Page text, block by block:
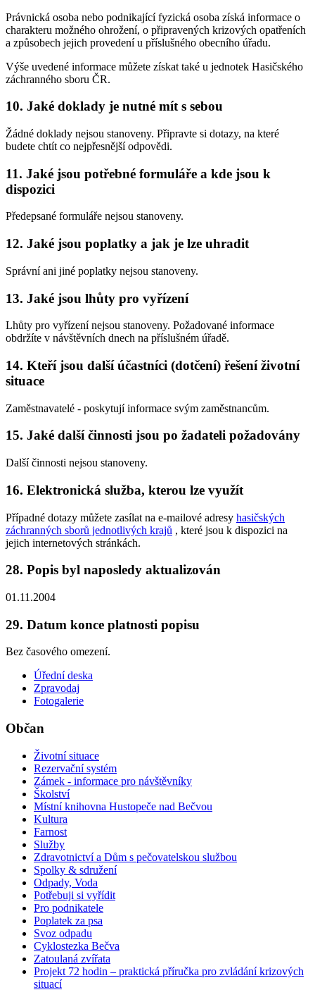
Právnická osoba nebo podnikající fyzická osoba získá informace o
charakteru možného ohrožení, o připravených krizových opatřeních
a způsobech jejich provedení u příslušného obecního úřadu.
Výše uvedené informace můžete získat také u jednotek Hasičského
záchranného sboru ČR.
10. Jaké doklady je nutné mít s sebou
Žádné doklady nejsou stanoveny. Připravte si dotazy, na které
budete chtít co nejpřesnější odpovědi.
11. Jaké jsou potřebné formuláře a kde jsou k
dispozici
Předepsané formuláře nejsou stanoveny.
12. Jaké jsou poplatky a jak je lze uhradit
Správní ani jiné poplatky nejsou stanoveny.
13. Jaké jsou lhůty pro vyřízení
Lhůty pro vyřízení nejsou stanoveny. Požadované informace
obdržíte v návštěvních dnech na příslušném úřadě.
14. Kteří jsou další účastníci (dotčení) řešení životní
situace
Zaměstnavatelé - poskytují informace svým zaměstnancům.
15. Jaké další činnosti jsou po žadateli požadovány
Další činnosti nejsou stanoveny.
16. Elektronická služba, kterou lze využít
Případné dotazy můžete zasílat na e-mailové adresy hasičských
záchranných sborů jednotlivých krajů , které jsou k dispozici na
jejich internetových stránkách.
28. Popis byl naposledy aktualizován
01.11.2004
29. Datum konce platnosti popisu
Bez časového omezení.
Úřední deska
Zpravodaj
Fotogalerie
Občan
Životní situace
Rezervační systém
Zámek - informace pro návštěvníky
Školství
Místní knihovna Hustopeče nad Bečvou
Kultura
Farnost
Služby
Zdravotnictví a Dům s pečovatelskou službou
Spolky & sdružení
Odpady, Voda
Potřebuji si vyřídit
Pro podnikatele
Poplatek za psa
Svoz odpadu
Cyklostezka Bečva
Zatoulaná zvířata
Projekt 72 hodin – praktická příručka pro zvládání krizových
situací